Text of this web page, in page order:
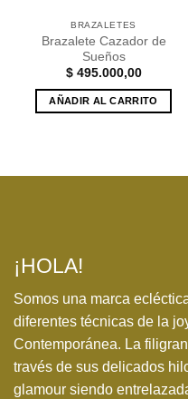
BRAZALETES
Brazalete Cazador de
Sueños
$495.000,00
AÑADIR AL CARRITO
¡HOLA!
Somos una marca
diferentes técnicas de la
Contemporánea. La
través de sus delicados
glamour siendo